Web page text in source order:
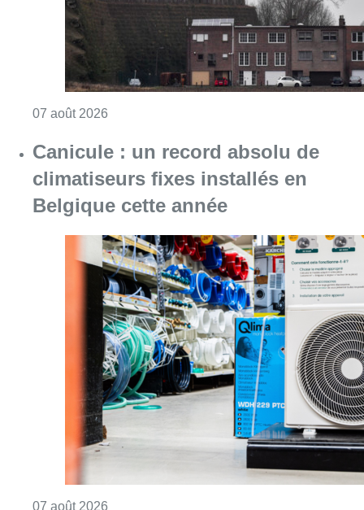
07 août 2026Consulter l'article "Canicule : un record
Le RWDM récolte déjà 100.000
euros pour financer sa
reconstruction